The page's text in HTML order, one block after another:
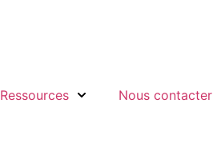
Ressources Nous contacter